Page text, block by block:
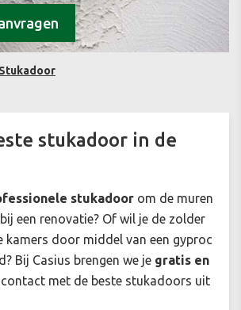
Stukadoor
stukadoor in de
stukadoor om de muren
een renovatie? Of wil je de zolder
kamers door middel van een gyproc
Bij Casius brengen we je gratis en
met de beste stukadoors uit